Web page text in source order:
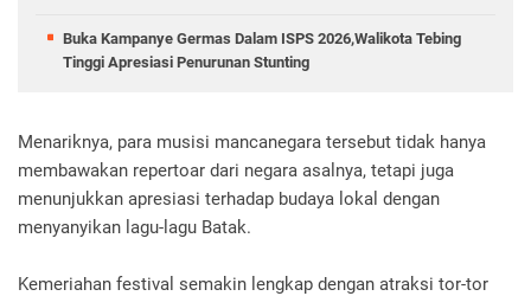
Buka Kampanye Germas Dalam ISPS 2026,Walikota Tebing
Tinggi Apresiasi Penurunan Stunting
Menariknya, para musisi mancanegara tersebut tidak hanya
membawakan repertoar dari negara asalnya, tetapi juga
menunjukkan apresiasi terhadap budaya lokal dengan
menyanyikan lagu-lagu Batak.
Kemeriahan festival semakin lengkap dengan atraksi tor-tor